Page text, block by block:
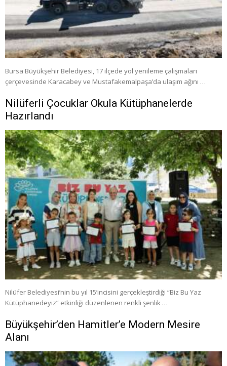
Bursa Büyükşehir Belediyesi, 17 ilçede yol yenileme çalışmaları
çerçevesinde Karacabey ve Mustafakemalpaşa’da ulaşım ağını …
Nilüferli Çocuklar Okula Kütüphanelerde
Hazırlandı
Nilüfer Belediyesi’nin bu yıl 15’incisini gerçekleştirdiği “Biz Bu Yaz
Kütüphanedeyiz” etkinliği düzenlenen renkli şenlik …
Büyükşehir’den Hamitler’e Modern Mesire
Alanı